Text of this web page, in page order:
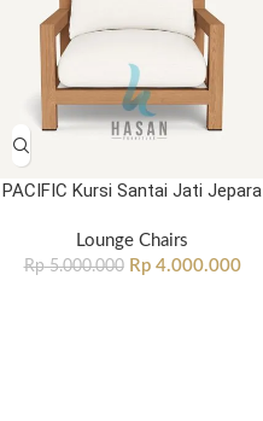
PACIFIC Kursi Santai Jati Jepara
Lounge Chairs
Rp5.000.000 Rp4.000.000